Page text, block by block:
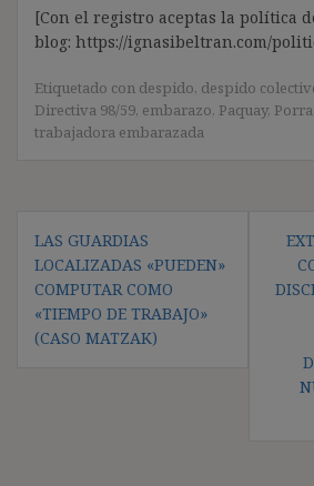
[Con el registro aceptas la política
blog: https://ignasibeltran.com/
Etiquetado con despido, despido
Directiva 98/59, embarazo, Paquay,
trabajadora embarazada
de
entradas
LAS GUARDIAS
LOCALIZADAS «PUEDEN»
COMPUTAR COMO
«TIEMPO DE TRABAJO»
(CASO MATZAK)